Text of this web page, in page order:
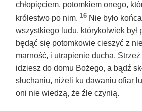
chłopięciem, potomkiem onego,
królestwo po nim. 16 Nie było
wszystkiego ludu, którykolwiek był
będąć się potomkowie cieszyć z
marność, i utrapienie ducha.
idziesz do domu Bożego, a bądź
słuchaniu, niżeli ku dawaniu ofiar
oni nie wiedzą, że źle czynią.